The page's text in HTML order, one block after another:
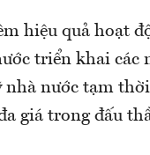
hiệu quả hoạt
triển khai các
nhà nước tạm
giá trong đấu